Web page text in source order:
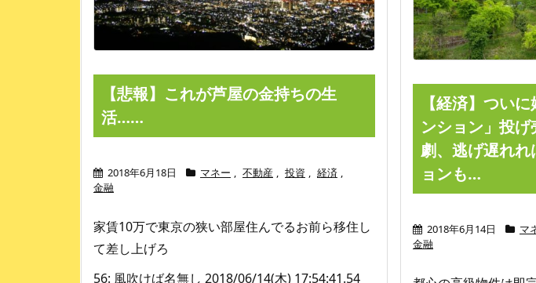
【悲報】これが芦屋の金持ちの生
活……
2018年6月18日 マネー , 不動産 , 投資 , 経済 ,
金融
家賃10万で東京の狭い部屋住んでるお前ら移住し
て差し上げろ
56: 風吹けば名無し 2018/06/14(木) 17:54:41.54
【経済】つい
ンション」投
劇、逃げ遅れ
ョンも…
2018年6月14日 マ
金融